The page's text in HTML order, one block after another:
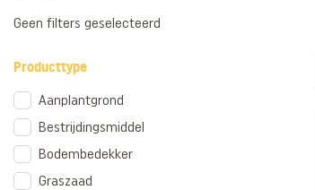
Geen filters geselecteerd
Producttype
Aanplantgrond
Bestrijdingsmiddel
Bodembedekker
Graszaad